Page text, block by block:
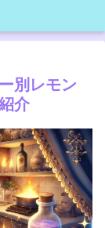
別レモン
介